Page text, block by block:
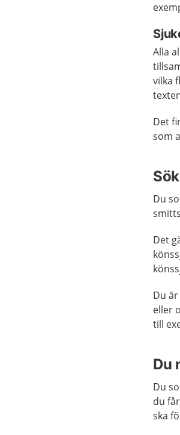
Alla
vilka
Det
som
Du
Det
Du
eller
till
Du
Du
du
ska